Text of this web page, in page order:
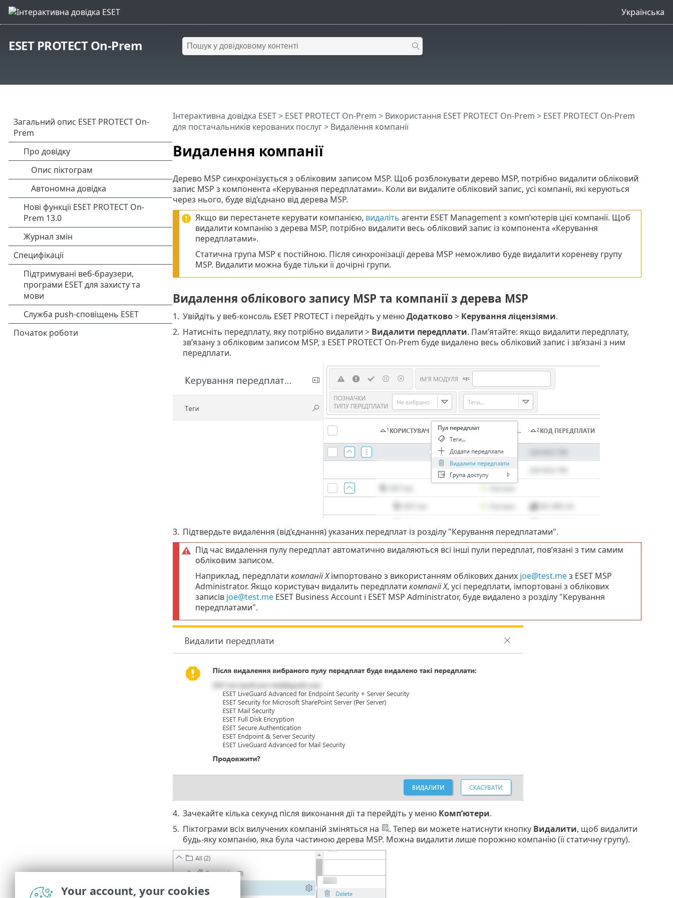
Українська
ESET PROTECT On-Prem
Видалення компанії
Інтерактивна довідка ESET> ESET PROTECT On-Prem > Використання ESET PROTECT On-Prem > ESET PROTECT On-Prem
для постачальників керованих послуг> Видалення компанії
Дерево MSP синхронізується з обліковим записом MSP. Щоб розблокувати дерево MSP, потрібно видалити обліковий
запис MSP з компонента «Керування передплатами». Коли ви видалите обліковий запис, усі компанії, які керуються
через нього, буде від’єднано від дерева MSP.
Якщо ви перестанете керувати компанією, видаліть агенти ESET Management з комп’ютерів цієї компанії. Щоб
видалити компанію з дерева MSP, потрібно видалити весь обліковий запис із компонента «Керування
передплатами».
Статична група MSP є постійною. Після синхронізації дерева MSP неможливо буде видалити кореневу групу
MSP. Видалити можна буде тільки її дочірні групи.
Видалення облікового запису MSP та компанії з дерева MSP
1. Увійдіть у веб-консоль ESET PROTECT і перейдіть у менюДодатково> Керування ліцензіями.
2. Натисніть передплату, яку потрібно видалити > Видалити передплати. Пам’ятайте: якщо видалити передплату,
зв’язану з обліковим записом MSP, з ESET PROTECT On-Prem буде видалено весь обліковий запис і зв’язані з ним
передплати.
3. Підтвердьте видалення (від’єднання) указаних передплат із розділу "Керування передплатами".
Під час видалення пулу передплат автоматично видаляються всі інші пули передплат, пов’язані з тим самим
обліковим записом.
Наприклад, передплати компанії Хімпортовано з використанням облікових даних joe@test.meз ESET MSP
Administrator. Якщо користувач видалить передплати компанії X, усі передплати, імпортовані з облікових
записів joe@test.meESET Business Account і ESET MSP Administrator, буде видалено з розділу "Керування
передплатами".
4. Зачекайте кілька секунд після виконання дії та перейдіть у меню Комп’ютери.
5. Піктограми всіх вилучених компаній зміняться на . Тепер ви можете натиснути кнопку Видалити, щоб видалити
будь-яку компанію, яка була частиною дерева MSP. Можна видалити лише порожню компанію (її статичну групу).
Your account, your cookies